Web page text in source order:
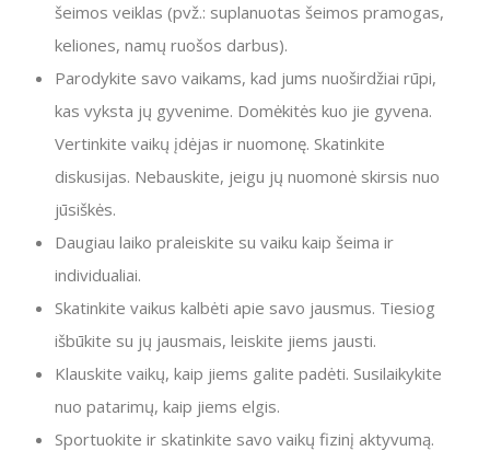
šeimos veiklas (pvž.: suplanuotas šeimos pramogas,
keliones, namų ruošos darbus).
Parodykite savo vaikams, kad jums nuoširdžiai rūpi,
kas vyksta jų gyvenime. Domėkitės kuo jie gyvena.
Vertinkite vaikų įdėjas ir nuomonę. Skatinkite
diskusijas. Nebauskite, jeigu jų nuomonė skirsis nuo
jūsiškės.
Daugiau laiko praleiskite su vaiku kaip šeima ir
individualiai.
Skatinkite vaikus kalbėti apie savo jausmus. Tiesiog
išbūkite su jų jausmais, leiskite jiems jausti.
Klauskite vaikų, kaip jiems galite padėti. Susilaikykite
nuo patarimų, kaip jiems elgis.
Sportuokite ir skatinkite savo vaikų fizinį aktyvumą.